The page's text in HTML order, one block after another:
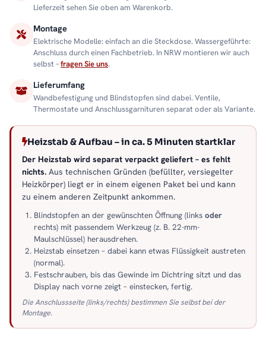
Lieferzeit sehen Sie oben am Warenkorb.
Montage
Elektrische Modelle: einfach an die Steckdose. Wassergeführte:
Anschluss durch einen Fachbetrieb. In NRW montieren wir auch
selbst –fragen Sie uns.
Lieferumfang
Wandbefestigung und Blindstopfen sind dabei. Ventile,
Thermostate und Anschlussgarnituren separat oder als Variante.
Heizstab & Aufbau – in ca. 5 Minuten startklar
Der Heizstab wird separat verpackt geliefert – es fehlt
nichts. Aus technischen Gründen (befüllter, versiegelter
Heizkörper) liegt er in einem eigenen Paket bei und kann
zu einem anderen Zeitpunkt ankommen.
Blindstopfen an der gewünschten Öffnung (links oder
rechts) mit passendem Werkzeug (z. B. 22-mm-
Maulschlüssel) herausdrehen.
Heizstab einsetzen – dabei kann etwas Flüssigkeit austreten
(normal).
Festschrauben, bis das Gewinde im Dichtring sitzt und das
Display nach vorne zeigt – einstecken, fertig.
Die Anschlussseite (links/rechts) bestimmen Sie selbst bei der
Montage.